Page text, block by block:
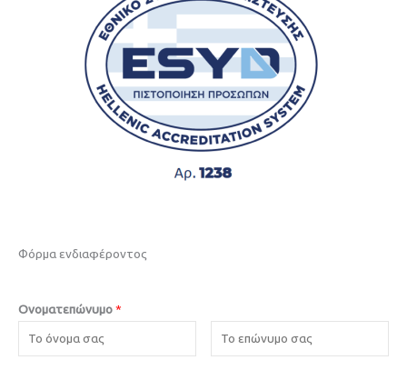
Φόρμα ενδιαφέροντος
Ονοματεπώνυμο*